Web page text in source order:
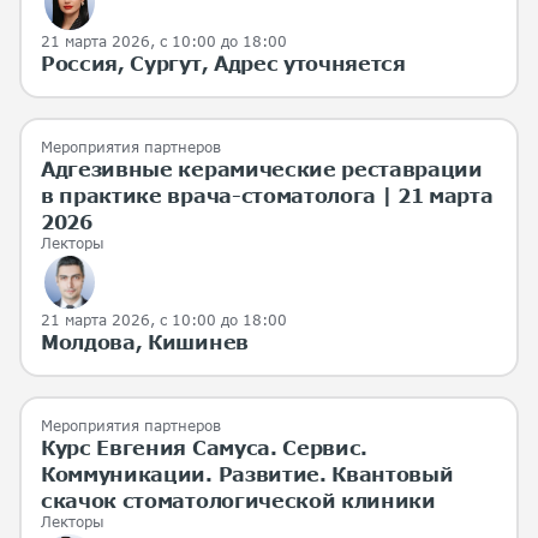
21 марта 2026, с 10:00 до 18:00
Россия, Сургут, Адрес уточняется
Мероприятия партнеров
Адгезивные керамические реставрации
в практике врача-стоматолога | 21 марта
2026
Лекторы
21 марта 2026, с 10:00 до 18:00
Молдова, Кишинев
Мероприятия партнеров
Курс Евгения Самуса. Сервис.
Коммуникации. Развитие. Квантовый
скачок стоматологической клиники
Лекторы